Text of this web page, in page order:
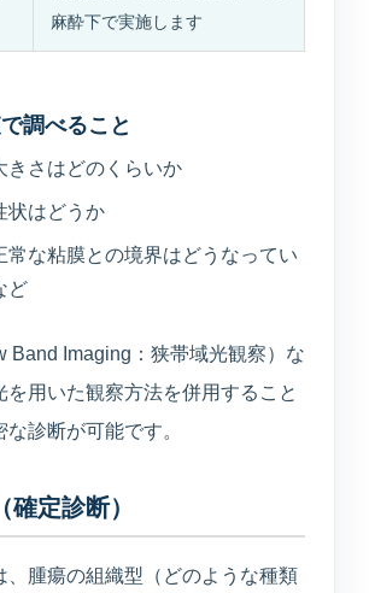
麻酔下で実施します
調べること
きさはどのくらいか
状はどうか
常な粘膜との境界はどうなってい
ど
Band Imaging：狭帯域光観察）な
を用いた観察方法を併用すること
診断が可能です。
定診断）
、腫瘍の組織型（どのような種類